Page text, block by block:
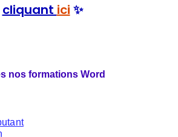
cliquant ici ✨
nos formations Word